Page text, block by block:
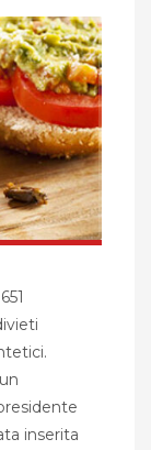
inserita